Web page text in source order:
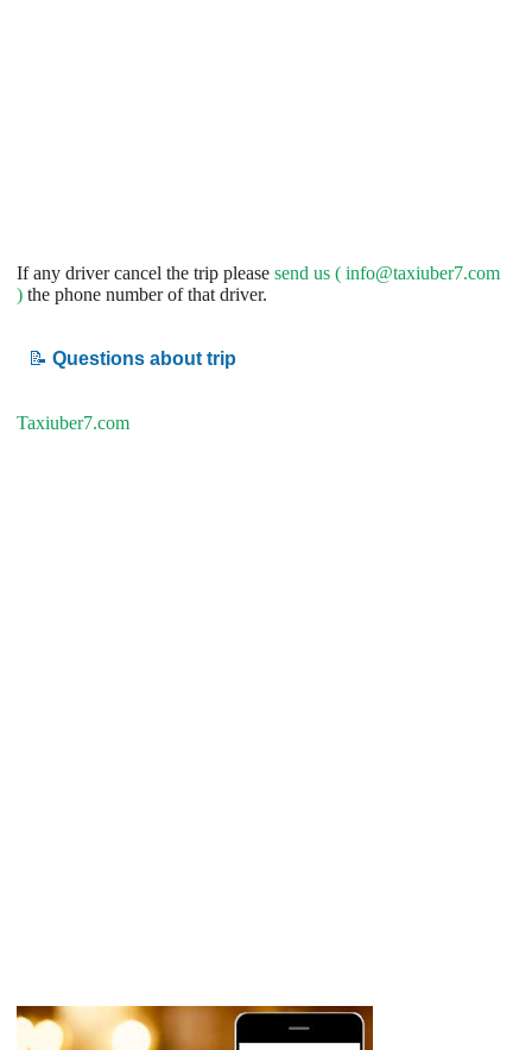
If any driver cancel the trip please send us ( info@taxiuber7.com
) the phone number of that driver.
📝 Questions about trip
Taxiuber7.com